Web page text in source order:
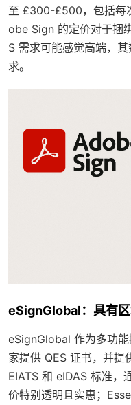
至 £300-£500，包括每
obe Sign 的定价对于捆
S 需求可能感觉高端，
求。
eSignGlobal：具有
eSignGlobal 作为多功
家提供 QES 证书，并提
EIATS 和 eIDAS 标准，
价特别透明且实惠；